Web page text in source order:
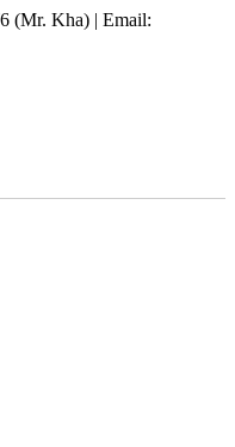
(Mr. Kha) | Email: